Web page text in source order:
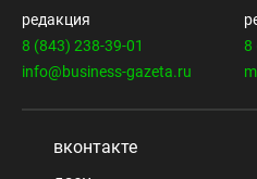
редакция
8 (843) 238-39-01
info@business-gazeta.ru
8
вконтакте